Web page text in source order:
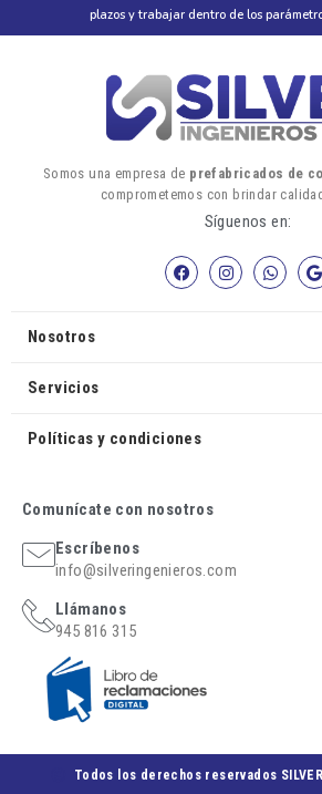
plazos y trabajar dentro de los
Somos una empresa de prefabricados de
comprometemos con brindar
Síguenos en:
Nosotros
Servicios
Políticas y condiciones
Comunícate con nosotros
Escríbenos
info@silveringenieros.com
Llámanos
945 816 315
Todos los derechos reservados SILVER